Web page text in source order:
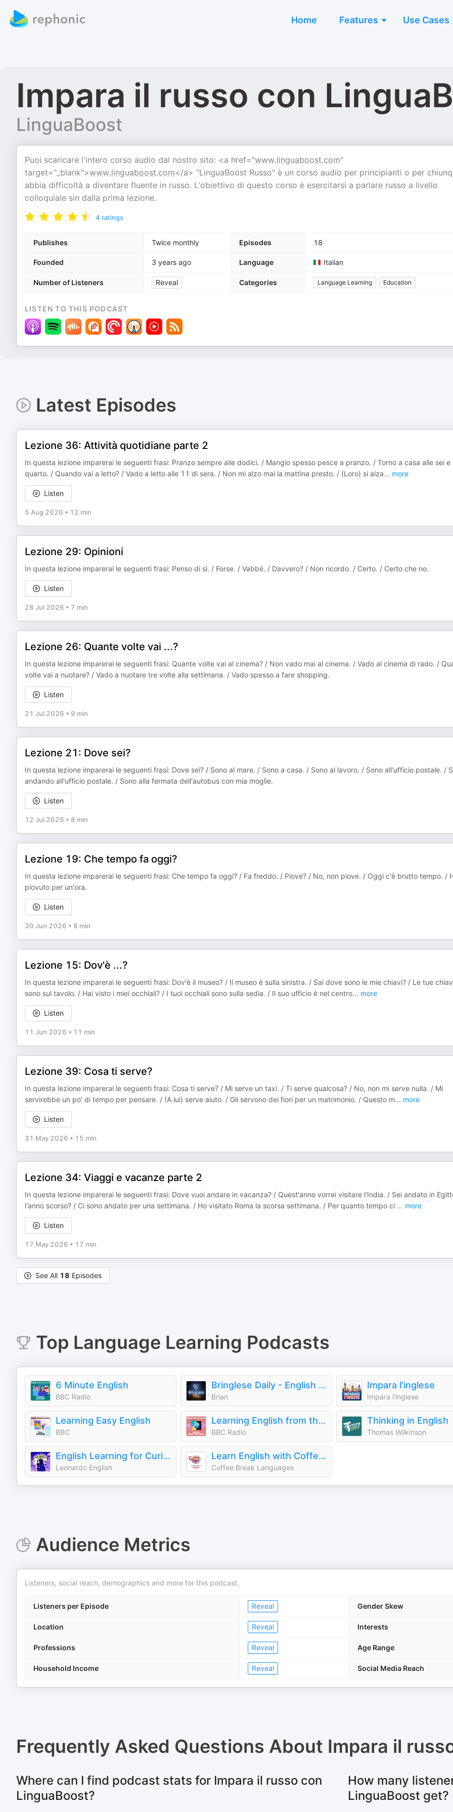
Home Features Use Cases
Impara il russo con
LinguaBoost
Puoi scaricare l'intero corso audio dal nostro sito: <a href="www.linguaboost.com"
target="_blank">www.linguaboost.com</a> "LinguaBoost Russo" è un corso audio per principianti o per
abbia difficoltà a diventare fluente in russo. L'obiettivo di questo corso è esercitarsi a parlare russo a livello
colloquiale sin dalla prima lezione.
4 ratings
Publishes Twice monthly Episodes 18
Founded 3 years ago Language Italian
Number of Listeners Reveal Categories Language Learning Education
LISTEN TO THIS PODCAST
Latest Episodes
Lezione 36: Attività quotidiane parte 2
In questa lezione imparerai le seguenti frasi: Pranzo sempre alle dodici. / Mangio spesso pesce a pranzo. / Torno a casa alle sei e
quarto. / Quando vai a letto? / Vado a letto alle 11 di sera. / Non mi alzo mai la mattina presto. / (Loro) si alza... more
Listen
5 Aug 2026 • 12 min
Lezione 29: Opinioni
In questa lezione imparerai le seguenti frasi: Penso di sì. / Forse. / Vabbé. / Davvero? / Non ricordo. / Certo. / Certo che no.
Listen
28 Jul 2026 • 7 min
Lezione 26: Quante volte vai ...?
In questa lezione imparerai le seguenti frasi: Quante volte vai al cinema? / Non vado mai al cinema. / Vado al cinema di rado. /
volte vai a nuotare? / Vado a nuotare tre volte alla settimana. / Vado spesso a fare shopping.
Listen
21 Jul 2026 • 9 min
Lezione 21: Dove sei?
In questa lezione imparerai le seguenti frasi: Dove sei? / Sono al mare. / Sono a casa. / Sono al lavoro. / Sono all'ufficio postale. /
andando all'ufficio postale. / Sono alla fermata dell'autobus con mia moglie.
Listen
12 Jul 2026 • 8 min
Lezione 19: Che tempo fa oggi?
In questa lezione imparerai le seguenti frasi: Che tempo fa oggi? / Fa freddo. / Piove? / No, non piove. / Oggi c'è brutto tempo. /
piovuto per un'ora.
Listen
30 Jun 2026 • 8 min
Lezione 15: Dov'è ...?
In questa lezione imparerai le seguenti frasi: Dov'è il museo? / Il museo è sulla sinistra. / Sai dove sono le mie chiavi? / Le tue
sono sul tavolo. / Hai visto i miei occhiali? / I tuoi occhiali sono sulla sedia. / Il suo ufficio è nel centro... more
Listen
11 Jun 2026 • 11 min
Lezione 39: Cosa ti serve?
In questa lezione imparerai le seguenti frasi: Cosa ti serve? / Mi serve un taxi. / Ti serve qualcosa? / No, non mi serve nulla. / Mi
servirebbe un po' di tempo per pensare. / (A lui) serve aiuto. / Gli servono dei fiori per un matrimonio. / Questo m... more
Listen
31 May 2026 • 15 min
Lezione 34: Viaggi e vacanze parte 2
In questa lezione imparerai le seguenti frasi: Dove vuoi andare in vacanza? / Quest'anno vorrei visitare l'India. / Sei andato in
l'anno scorso? / Ci sono andato per una settimana. / Ho visitato Roma la scorsa settimana. / Per quanto tempo ci ... more
Listen
17 May 2026 • 17 min
See All 18 Episodes
Top Language Learning Podcasts
6 Minute English
BBC Radio
Bringlese Daily - English Listening 🎧
Brian
Impara l'inglese
Impara l'inglese
Learning Easy English
BBC
Learning English from the News
BBC Radio
Thinking in English
Thomas Wilkinson
English Learning for Curious Minds | A More Interesting Way To Learn English
Leonardo English
Learn English with Coffee Break English
Coffee Break Languages
Audience Metrics
Listeners, social reach, demographics and more for this podcast.
Listeners per Episode Reveal Gender Skew
Location Reveal Interests
Professions Reveal Age Range
Household Income Reveal Social Media Reach
Frequently Asked Questions About Impara il
Where can I find podcast stats for Impara il russo con
LinguaBoost?
How many
LinguaBoost get?